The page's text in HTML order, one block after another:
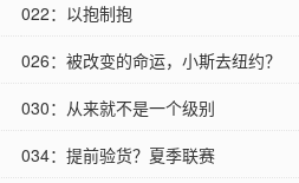
022：以抱制抱
026：被改变的命运，小斯去纽约？
030：从来就不是一个级别
034：提前验货？夏季联赛